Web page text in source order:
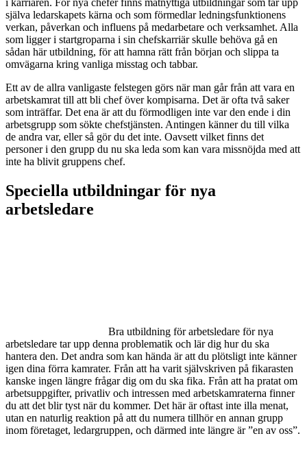
i karriären. För nya chefer finns matnyttiga utbildningar som tar upp
själva ledarskapets kärna och som förmedlar ledningsfunktionens
verkan, påverkan och influens på medarbetare och verksamhet. Alla
som ligger i startgroparna i sin chefskarriär skulle behöva gå en
sådan här utbildning, för att hamna rätt från början och slippa ta
omvägarna kring vanliga misstag och tabbar.
Ett av de allra vanligaste felstegen görs när man går från att vara en
arbetskamrat till att bli chef över kompisarna. Det är ofta två saker
som inträffar. Det ena är att du förmodligen inte var den ende i din
arbetsgrupp som sökte chefstjänsten. Antingen känner du till vilka
de andra var, eller så gör du det inte. Oavsett vilket finns det
personer i den grupp du nu ska leda som kan vara missnöjda med att
inte ha blivit gruppens chef.
Speciella utbildningar för nya
arbetsledare
Bra utbildning för arbetsledare för nya
arbetsledare tar upp denna problematik och lär dig hur du ska
hantera den. Det andra som kan hända är att du plötsligt inte känner
igen dina förra kamrater. Från att ha varit självskriven på fikarasten
kanske ingen längre frågar dig om du ska fika. Från att ha pratat om
arbetsuppgifter, privatliv och intressen med arbetskamraterna finner
du att det blir tyst när du kommer. Det här är oftast inte illa menat,
utan en naturlig reaktion på att du numera tillhör en annan grupp
inom företaget, ledargruppen, och därmed inte längre är ”en av oss”.